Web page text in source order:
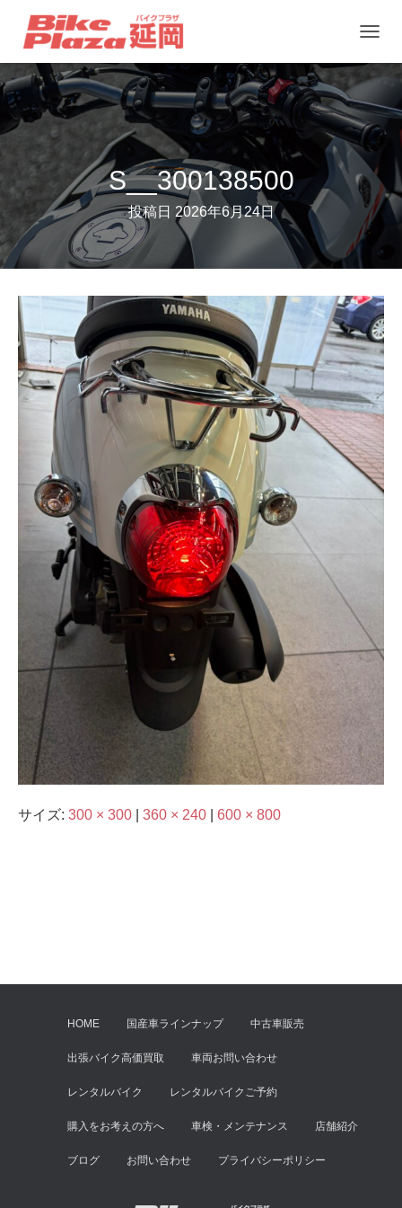
ビ
ー
シ
ョ
ン
を
り
え
S__300138500
投稿日 2026年6月24日
サイズ: 300 × 300 360 × 240 600 × 800
HOME 国産車ラインナップ 中古車販売
出張バイク高価買取 車両お問い合わせ
レンタルバイク レンタルバイクご予約
購入をお考えの方へ 車検・メンテナンス 店舗紹介
ブログ お問い合わせ プライバシーポリシー